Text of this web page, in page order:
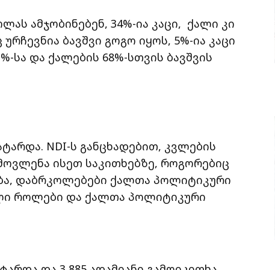
ამჯობინებენ, 34%-ია კაცი, ქალი კი
ბავშვი გოგო იყოს, 5%-ია კაცი
სა და ქალების 68%-სთვის ბავშვის
NDI-ს განცხადებით, კვლების
ისეთ საკითხებზე, როგორებიც
დაბრკოლებები ქალთა პოლიტიკური
როლები და ქალთა პოლიტიკური